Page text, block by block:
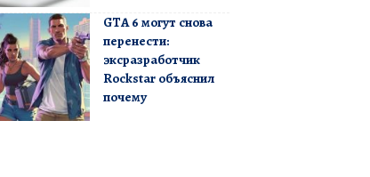
GTA 6 могут снова
перенести:
эксразработчик
Rockstar объяснил
почему